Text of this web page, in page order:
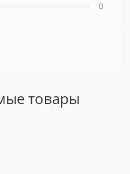
0
товары